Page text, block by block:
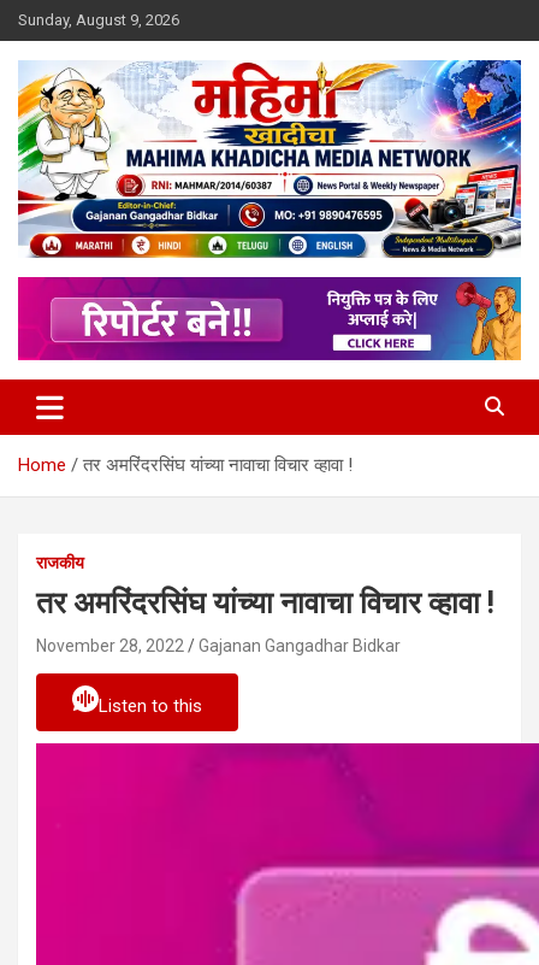
Skip
to
content
Sunday, August 9, 2026
Mahimakhadicha
Home तर अमरिंदरसिंघ यांच्या नावाचा विचार व्हावा !
राजकीय
तर अमरिंदरसिंघ यांच्या नावाचा विचार व्हावा !
November 28, 2022 Gajanan Gangadhar Bidkar
Listen to this